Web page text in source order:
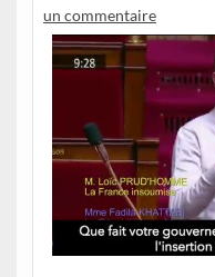
un commentaire